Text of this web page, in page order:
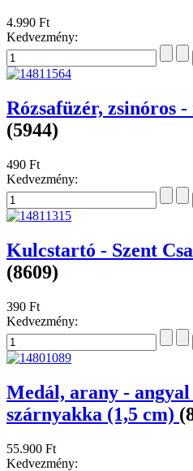
4.990 Ft
Kedvezmény:
Rózsafüzér, zsinóros
(5944)
490 Ft
Kedvezmény:
Kulcstartó - Szent
(8609)
390 Ft
Kedvezmény:
Medál, arany -
szárnyakka (1,5 cm)
55.900 Ft
Kedvezmény: